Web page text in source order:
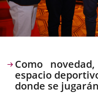
Descripción
Como
espacio
donde se